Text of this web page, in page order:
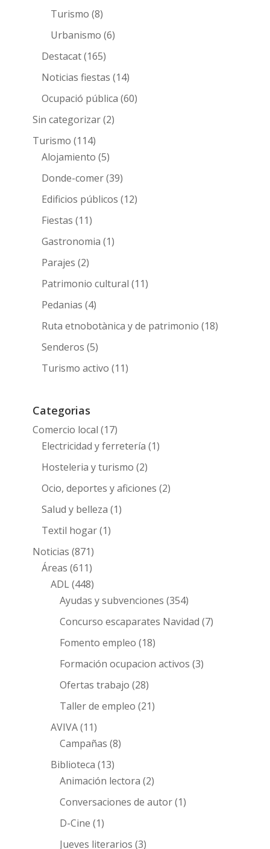
Turismo (8)
Urbanismo (6)
Destacat(165)
Noticias fiestas (14)
Ocupació pública (60)
Sin categorizar(2)
Turismo (114)
Alojamiento (5)
Donde-comer(39)
Edificios públicos (12)
Fiestas (11)
Gastronomia (1)
Parajes (2)
Patrimonio cultural (11)
Pedanias (4)
Ruta etnobotànica y de patrimonio (18)
Senderos (5)
Turismo activo (11)
Categorias
Comercio local (17)
Electricidad y ferretería (1)
Hosteleria y turismo (2)
Ocio, deportes y aficiones (2)
Salud y belleza (1)
Textil hogar(1)
Noticias (871)
Áreas (611)
ADL(448)
Ayudas y subvenciones (354)
Concurso escaparates Navidad (7)
Fomento empleo (18)
Formación ocupacion activos (3)
Ofertas trabajo (28)
Taller de empleo (21)
AVIVA(11)
Campañas (8)
Biblioteca (13)
Animación lectora (2)
Conversaciones de autor(1)
D-Cine (1)
Jueves literarios (3)